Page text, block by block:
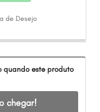
de Desejo
quando este produto
chegar!